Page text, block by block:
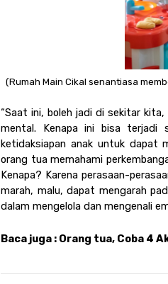
(Rumah Main Cikal senantiasa
“Saat ini, boleh jadi di sekitar
mental. Kenapa ini bisa terjadi
ketidaksiapan anak untuk dapat
orang tua memahami
Kenapa? Karena perasaan-
marah, malu, dapat mengarah
dalam mengelola dan mengenali
Baca juga : Orang tua, Coba 4